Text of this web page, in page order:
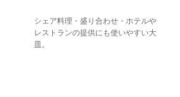
シェア料理・盛り合わせ・ホテルや
レストランの提供にも使いやすい大